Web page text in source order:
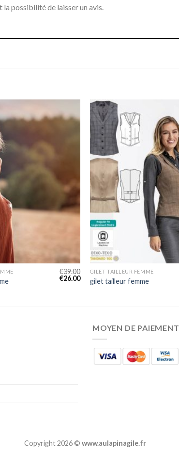
possibilité de laisser un avis.
€39.00
€26.00
GILET TAILLEUR FEMME
gilet tailleur femme
MOYEN DE PAIEMENT
Copyright 2026 © www.aulapinagile.fr